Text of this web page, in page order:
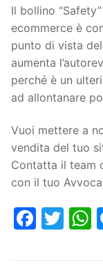
Il bollino
ecommerce è
punto di vista
aumenta
perché è un
ad allontanare
Vuoi mettere a
vendita del tuo
Contatta il team
con il tuo